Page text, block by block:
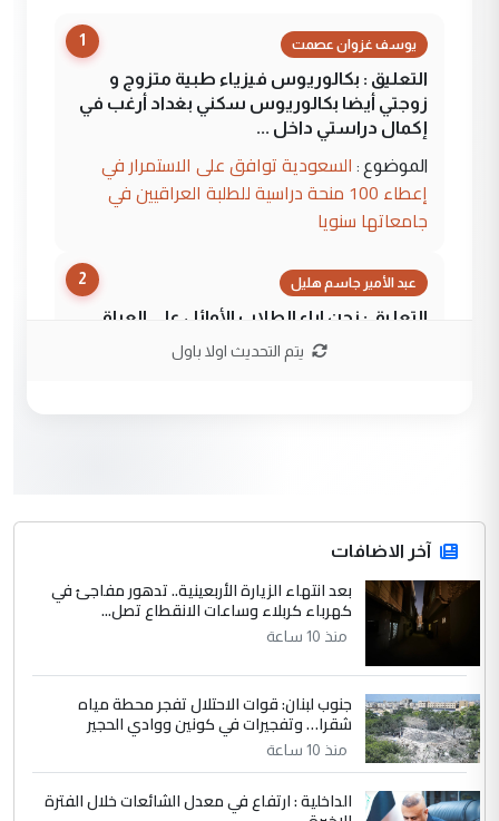
1 يوسف غزوان عصمت
التعليق : بكالوريوس فيزياء طبية متزوج و
زوجتي أيضا بكالوريوس سكني بغداد أرغب في
إكمال دراستي داخل ...
الموضوع : السعودية توافق على الاستمرار في
إعطاء 100 منحة دراسية للطلبة العراقيين في
جامعاتها سنويا
2 عبد الأمير جاسم هليل
التعليق : نحن اباء الطلاب الأوائل على العراق
نتشرف بلقاء السيد احمد الصافي في العتبات
التعليق : قرار مستعجل جدا ولامصلحة فيه
للوزاره ولا للمواطن القرار الصائب يكون بعد
الاستماع للمدير ومغرفة ...
الموضوع :
وزير الصحة يعفي مدير مستشفى الكرخ
العام في بغداد
4 سردار
التعليق : واحد من عصابة علي ماما يسقط
جنسية الرافد الثالث للعراق ومن اصول عريقة
ابا فرات ...
يتم التحديث اولا باول
آخر الاضافات
بعد انتهاء الزيارة الأربعينية.. تدهور مفاجئ في
كهرباء كربلاء وساعات الانقطاع تصل...
منذ 10 ساعة
جنوب لبنان: قوات الاحتلال تفجر محطة مياه
شقرا… وتفجيرات في كونين ووادي الحجير
منذ 10 ساعة
الداخلية : ارتفاع في معدل الشائعات خلال الفترة